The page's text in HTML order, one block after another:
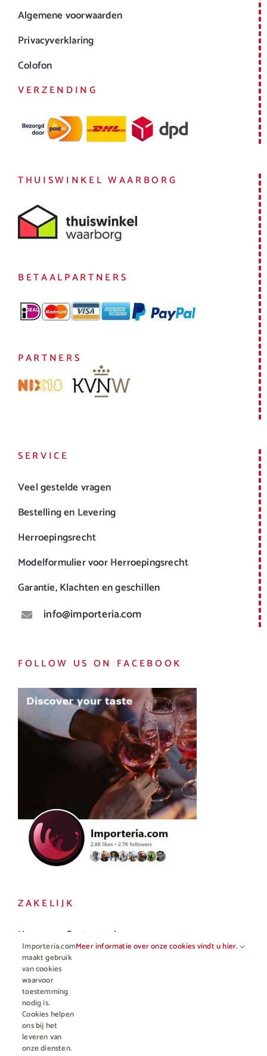
Algemene voorwaarden
Privacyverklaring
Colofon
VERZENDING
THUISWINKEL WAARBORG
BETAALPARTNERS
PARTNERS
SERVICE
Veel gestelde vragen
Bestelling en Levering
Herroepingsrecht
Modelformulier voor Herroepingsrecht
Garantie, Klachten en geschillen
info@importeria.com
FOLLOW US ON FACEBOOK
ZAKELIJK
Horeca en Gastronomie
Vakhandel
Importeria.com
maakt gebruik
van cookies
waarvoor
toestemming
nodig is.
Cookies helpen
ons bij het
leveren van
onze diensten.
Meer informatie over onze cookies vindt u hier.